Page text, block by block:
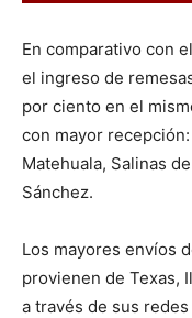
En comparativo con
el ingreso de
por ciento en el
con mayor
Matehuala, Salinas
Sánchez.
Los mayores envíos
provienen de Texas,
a través de sus